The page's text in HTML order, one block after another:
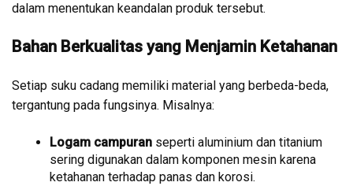
dalam menentukan keandalan produk tersebut.
Bahan Berkualitas yang Menjamin Ketahanan
Setiap suku cadang memiliki material yang berbeda-beda,
tergantung pada fungsinya. Misalnya:
Logam campuran seperti aluminium dan titanium
sering digunakan dalam komponen mesin karena
ketahanan terhadap panas dan korosi.